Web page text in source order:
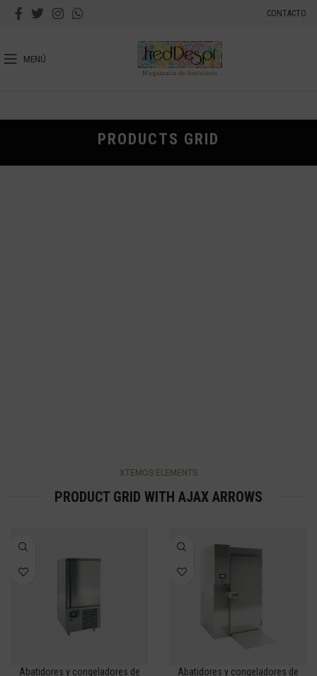
CONTACTO
MENÚ
PRODUCTS GRID
XTEMOS ELEMENTS
PRODUCT GRID WITH AJAX ARROWS
Abatidores y congeladores de
Abatidores y congeladores de